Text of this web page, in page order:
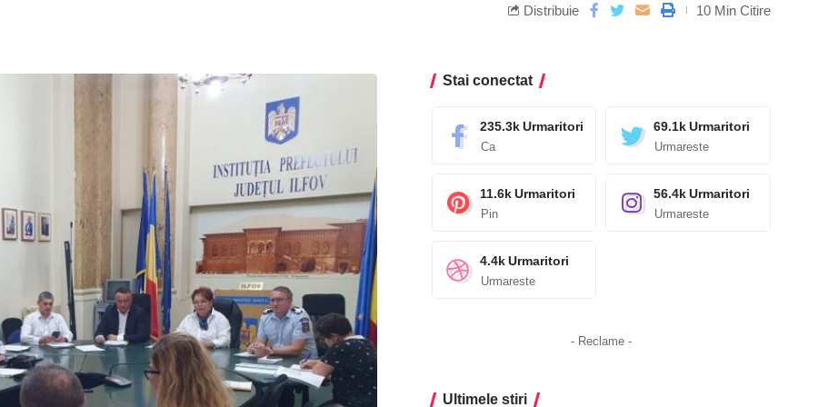
Distribuie 10 Min Citire
Stai conectat
235.3k Urmaritori
Ca
69.1k Urmaritori
Urmareste
11.6k Urmaritori
Pin
56.4k Urmaritori
Urmareste
4.4k Urmaritori
Urmareste
- Reclame -
Ultimele stiri